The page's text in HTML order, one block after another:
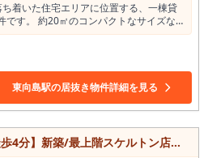
着いた住宅エリアに位置する、一棟貸
です。 約20㎡のコンパクトなサイズな
なため、周囲を気にせず自分だけの空間
力。 個人事業主の事務所や予約制サロ
、作業スペースなど、小規模ビジネス
です。 収納スペースやトイレを備えてお
に行える環境が整っています。 東向島駅
スしやすく、地域密着型の店舗運営にも
較的抑えられているため、新規開業や独
にも導入しやすい物件です。 コンパクト
間で、事業のスタートや新たな拠点づく
す。
東向島駅の居抜き物件詳細を見る
【横浜・元町・中華街駅徒歩4分】新築/最上階スケルトン店舗・事務所/横浜観光エリア至近/52㎡